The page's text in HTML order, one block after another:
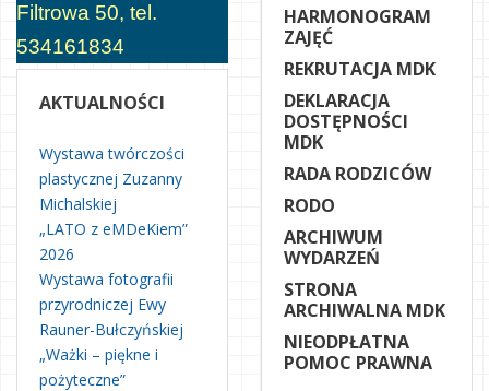
Filtrowa 50, tel.
534161834
AKTUALNOŚCI
Wystawa twórczości
plastycznej Zuzanny
Michalskiej
„LATO z eMDeKiem”
2026
Wystawa fotografii
przyrodniczej Ewy
Rauner-Bułczyńskiej
„Ważki – piękne i
pożyteczne”
HARMONOGRAM
ZAJĘĆ
REKRUTACJA MDK
DEKLARACJA
DOSTĘPNOŚCI
MDK
RADA RODZICÓW
RODO
ARCHIWUM
WYDARZEŃ
STRONA
ARCHIWALNA MDK
NIEODPŁATNA
POMOC PRAWNA